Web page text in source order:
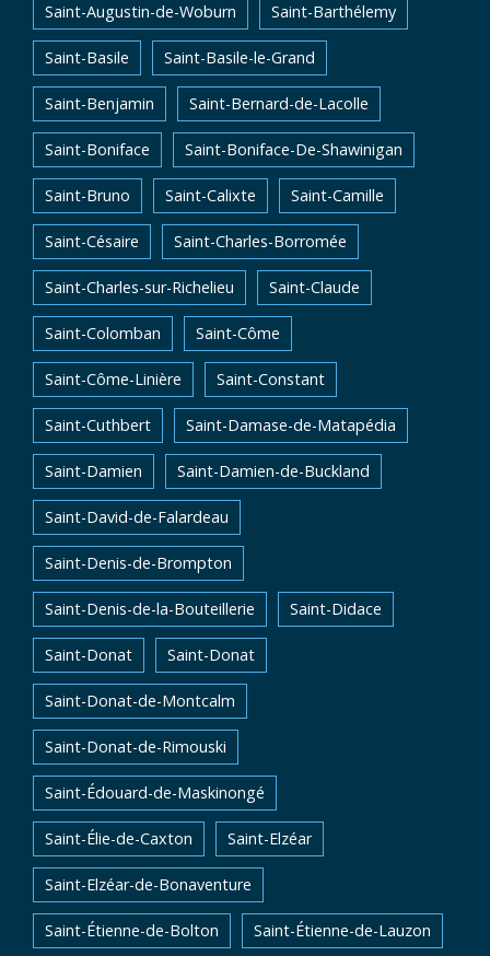
Saint-Augustin-de-Woburn Saint-Barthélemy
Saint-Basile Saint-Basile-le-Grand
Saint-Benjamin Saint-Bernard-de-Lacolle
Saint-Boniface Saint-Boniface-De-Shawinigan
Saint-Bruno Saint-Calixte Saint-Camille
Saint-Césaire Saint-Charles-Borromée
Saint-Charles-sur-Richelieu Saint-Claude
Saint-Colomban Saint-Côme
Saint-Côme-Linière Saint-Constant
Saint-Cuthbert Saint-Damase-de-Matapédia
Saint-Damien Saint-Damien-de-Buckland
Saint-David-de-Falardeau
Saint-Denis-de-Brompton
Saint-Denis-de-la-Bouteillerie Saint-Didace
Saint-Donat Saint-Donat
Saint-Donat-de-Montcalm
Saint-Donat-de-Rimouski
Saint-Édouard-de-Maskinongé
Saint-Élie-de-Caxton Saint-Elzéar
Saint-Elzéar-de-Bonaventure
Saint-Étienne-de-Bolton Saint-Étienne-de-Lauzon